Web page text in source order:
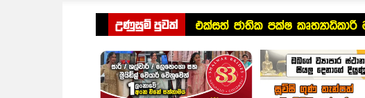
උණුසුම් පුවත් එක්සත් ජාතික පක්ෂ කෘත්‍යාධිකාරී